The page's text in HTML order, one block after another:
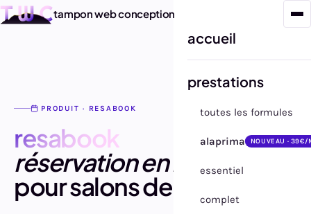
tampon web conception
accueil
prestations
toutes les formules
alaprima NOUVEAU · 39€/
essentiel
complet
PRODUIT · RESABOOK
resabook
réservation en ligne
pour salons de beauté.